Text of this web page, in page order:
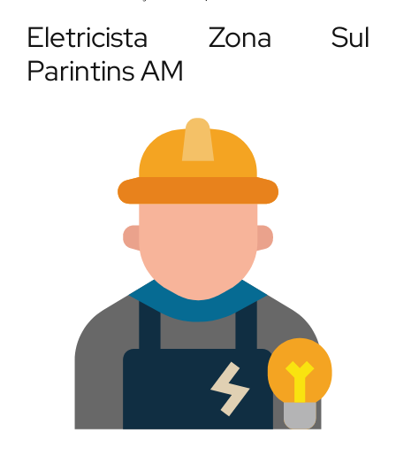
Eletricista Zona Sul
Parintins AM